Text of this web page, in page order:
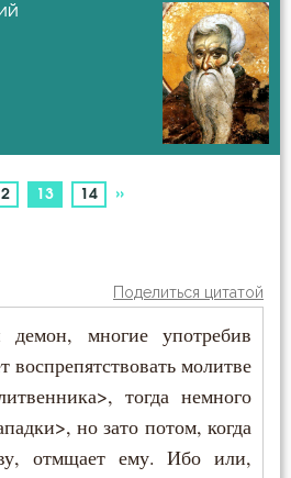
(Гренков)
13(current)
14 »
Поделиться цитатой
демон, многие употребив
воспрепятствовать молитве
тогда немного
но зато потом, когда
отмщает ему. Ибо или,